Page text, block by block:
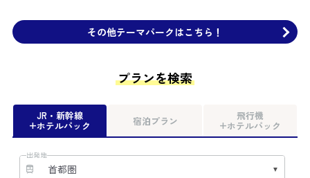
その他テーマパークはこちら！
プランを検索
JR・新幹線
+ホテルパック 宿泊プラン 飛行機
+ホテルパック
出発地